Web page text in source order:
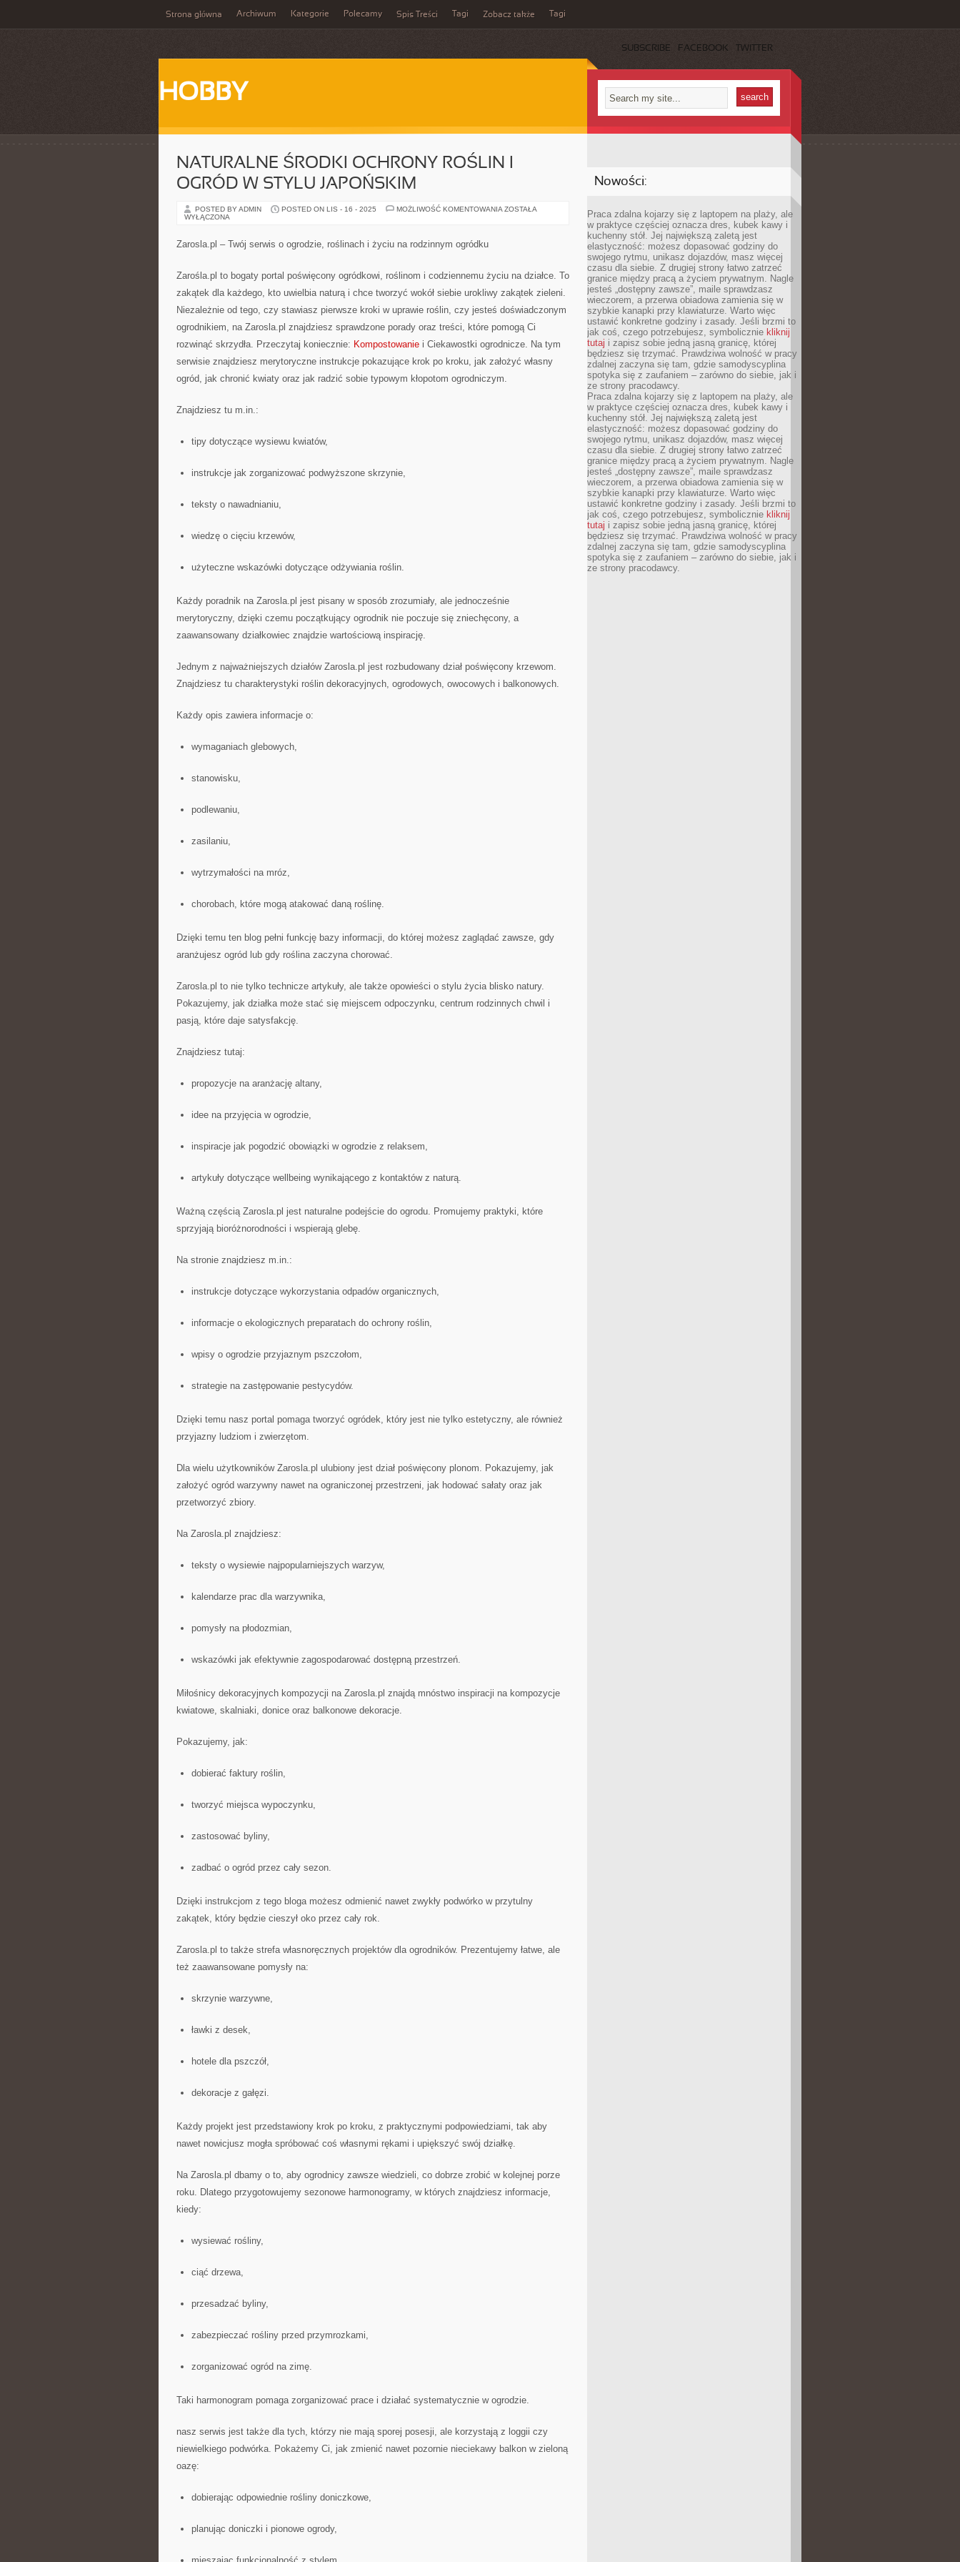
Strona główna Archiwum Kategorie Polecamy Spis Treści Tagi Zobacz także Tagi
SUBSCRIBE FACEBOOK TWITTER
HOBBY
NATURALNE ŚRODKI OCHRONY ROŚLIN I
OGRÓD W STYLU JAPOŃSKIM
POSTED BY ADMIN POSTED ON LIS - 16 - 2025 MOŻLIWOŚĆ KOMENTOWANIA NATURALNE
JAPOŃSKIM
ZOSTAŁA
WYŁĄCZONA
Zarosla.pl – Twój serwis o ogrodzie, roślinach i życiu na rodzinnym ogródku
Zarośla.pl to bogaty portal poświęcony ogródkowi, roślinom i codziennemu życiu na działce. To
zakątek dla każdego, kto uwielbia naturą i chce tworzyć wokół siebie urokliwy zakątek zieleni.
Niezależnie od tego, czy stawiasz pierwsze kroki w uprawie roślin, czy jesteś doświadczonym
ogrodnikiem, na Zarosla.pl znajdziesz sprawdzone porady oraz treści, które pomogą Ci
rozwinąć skrzydła. Przeczytaj koniecznie: Kompostowanie i Ciekawostki ogrodnicze. Na tym
serwisie znajdziesz merytoryczne instrukcje pokazujące krok po kroku, jak założyć własny
ogród, jak chronić kwiaty oraz jak radzić sobie typowym kłopotom ogrodniczym.
Znajdziesz tu m.in.:
tipy dotyczące wysiewu kwiatów,
instrukcje jak zorganizować podwyższone skrzynie,
teksty o nawadnianiu,
wiedzę o cięciu krzewów,
użyteczne wskazówki dotyczące odżywiania roślin.
Każdy poradnik na Zarosla.pl jest pisany w sposób zrozumiały, ale jednocześnie
merytoryczny, dzięki czemu początkujący ogrodnik nie poczuje się zniechęcony, a
zaawansowany działkowiec znajdzie wartościową inspirację.
Jednym z najważniejszych działów Zarosla.pl jest rozbudowany dział poświęcony krzewom.
Znajdziesz tu charakterystyki roślin dekoracyjnych, ogrodowych, owocowych i balkonowych.
Każdy opis zawiera informacje o:
wymaganiach glebowych,
stanowisku,
podlewaniu,
zasilaniu,
wytrzymałości na mróz,
chorobach, które mogą atakować daną roślinę.
Dzięki temu ten blog pełni funkcję bazy informacji, do której możesz zaglądać zawsze, gdy
aranżujesz ogród lub gdy roślina zaczyna chorować.
Zarosla.pl to nie tylko technicze artykuły, ale także opowieści o stylu życia blisko natury.
Pokazujemy, jak działka może stać się miejscem odpoczynku, centrum rodzinnych chwil i
pasją, które daje satysfakcję.
Znajdziesz tutaj:
propozycje na aranżację altany,
idee na przyjęcia w ogrodzie,
inspiracje jak pogodzić obowiązki w ogrodzie z relaksem,
artykuły dotyczące wellbeing wynikającego z kontaktów z naturą.
Ważną częścią Zarosla.pl jest naturalne podejście do ogrodu. Promujemy praktyki, które
sprzyjają bioróżnorodności i wspierają glebę.
Na stronie znajdziesz m.in.:
instrukcje dotyczące wykorzystania odpadów organicznych,
informacje o ekologicznych preparatach do ochrony roślin,
wpisy o ogrodzie przyjaznym pszczołom,
strategie na zastępowanie pestycydów.
Dzięki temu nasz portal pomaga tworzyć ogródek, który jest nie tylko estetyczny, ale również
przyjazny ludziom i zwierzętom.
Dla wielu użytkowników Zarosla.pl ulubiony jest dział poświęcony plonom. Pokazujemy, jak
założyć ogród warzywny nawet na ograniczonej przestrzeni, jak hodować sałaty oraz jak
przetworzyć zbiory.
Na Zarosla.pl znajdziesz:
teksty o wysiewie najpopularniejszych warzyw,
kalendarze prac dla warzywnika,
pomysły na płodozmian,
wskazówki jak efektywnie zagospodarować dostępną przestrzeń.
Miłośnicy dekoracyjnych kompozycji na Zarosla.pl znajdą mnóstwo inspiracji na kompozycje
kwiatowe, skalniaki, donice oraz balkonowe dekoracje.
Pokazujemy, jak:
dobierać faktury roślin,
tworzyć miejsca wypoczynku,
zastosować byliny,
zadbać o ogród przez cały sezon.
Dzięki instrukcjom z tego bloga możesz odmienić nawet zwykły podwórko w przytulny
zakątek, który będzie cieszył oko przez cały rok.
Zarosla.pl to także strefa własnoręcznych projektów dla ogrodników. Prezentujemy łatwe, ale
też zaawansowane pomysły na:
skrzynie warzywne,
ławki z desek,
hotele dla pszczół,
dekoracje z gałęzi.
Każdy projekt jest przedstawiony krok po kroku, z praktycznymi podpowiedziami, tak aby
nawet nowicjusz mogła spróbować coś własnymi rękami i upiększyć swój działkę.
Na Zarosla.pl dbamy o to, aby ogrodnicy zawsze wiedzieli, co dobrze zrobić w kolejnej porze
roku. Dlatego przygotowujemy sezonowe harmonogramy, w których znajdziesz informacje,
kiedy:
wysiewać rośliny,
ciąć drzewa,
przesadzać byliny,
zabezpieczać rośliny przed przymrozkami,
zorganizować ogród na zimę.
Taki harmonogram pomaga zorganizować prace i działać systematycznie w ogrodzie.
nasz serwis jest także dla tych, którzy nie mają sporej posesji, ale korzystają z loggii czy
niewielkiego podwórka. Pokażemy Ci, jak zmienić nawet pozornie nieciekawy balkon w zieloną
oazę:
dobierając odpowiednie rośliny doniczkowe,
planując doniczki i pionowe ogrody,
Nowości:
Praca zdalna kojarzy się z laptopem na plaży, ale
w praktyce częściej oznacza dres, kubek kawy i
kuchenny stół. Jej największą zaletą jest
elastyczność: możesz dopasować godziny do
swojego rytmu, unikasz dojazdów, masz więcej
czasu dla siebie. Z drugiej strony łatwo zatrzeć
granice między pracą a życiem prywatnym. Nagle
jesteś „dostępny zawsze”, maile sprawdzasz
wieczorem, a przerwa obiadowa zamienia się w
szybkie kanapki przy klawiaturze. Warto więc
ustawić konkretne godziny i zasady. Jeśli brzmi to
jak coś, czego potrzebujesz, symbolicznie kliknij
tutaj i zapisz sobie jedną jasną granicę, której
będziesz się trzymać. Prawdziwa wolność w pracy
zdalnej zaczyna się tam, gdzie samodyscyplina
spotyka się z zaufaniem – zarówno do siebie, jak i
ze strony pracodawcy.
Praca zdalna kojarzy się z laptopem na plaży, ale
w praktyce częściej oznacza dres, kubek kawy i
kuchenny stół. Jej największą zaletą jest
elastyczność: możesz dopasować godziny do
swojego rytmu, unikasz dojazdów, masz więcej
czasu dla siebie. Z drugiej strony łatwo zatrzeć
granice między pracą a życiem prywatnym. Nagle
jesteś „dostępny zawsze”, maile sprawdzasz
wieczorem, a przerwa obiadowa zamienia się w
szybkie kanapki przy klawiaturze. Warto więc
ustawić konkretne godziny i zasady. Jeśli brzmi to
jak coś, czego potrzebujesz, symbolicznie kliknij
tutaj i zapisz sobie jedną jasną granicę, której
będziesz się trzymać. Prawdziwa wolność w pracy
zdalnej zaczyna się tam, gdzie samodyscyplina
spotyka się z zaufaniem – zarówno do siebie, jak i
ze strony pracodawcy.